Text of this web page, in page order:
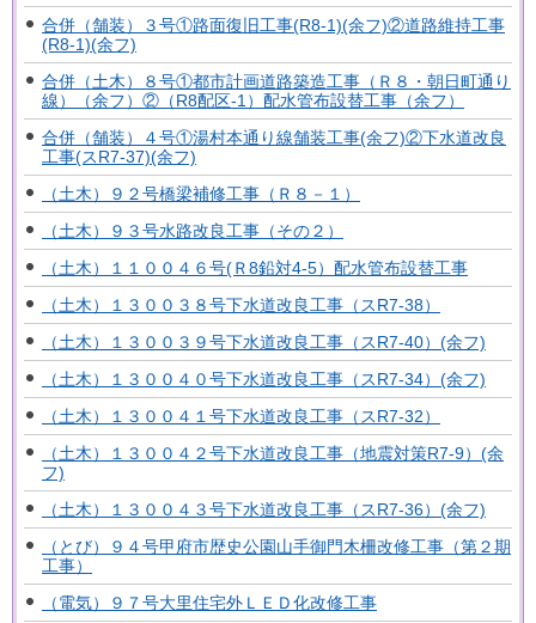
合併（舗装）３号①路面復旧工事(R8-1)(余フ)②道路維持工事
(R8-1)(余フ)
合併（土木）８号①都市計画道路築造工事（Ｒ８・朝日町通り
線）（余フ）②（R8配区-1）配水管布設替工事（余フ）
合併（舗装）４号①湯村本通り線舗装工事(余フ)②下水道改良
工事(スR7-37)(余フ)
（土木）９２号橋梁補修工事（Ｒ８－１）
（土木）９３号水路改良工事（その２）
（土木）１１００４６号(Ｒ8鉛対4-5）配水管布設替工事
（土木）１３００３８号下水道改良工事（スR7-38）
（土木）１３００３９号下水道改良工事（スR7-40）(余フ)
（土木）１３００４０号下水道改良工事（スR7-34）(余フ)
（土木）１３００４１号下水道改良工事（スR7-32）
（土木）１３００４２号下水道改良工事（地震対策R7-9）(余
フ)
（土木）１３００４３号下水道改良工事（スR7-36）(余フ)
（とび）９４号甲府市歴史公園山手御門木柵改修工事（第２期
工事）
（電気）９７号大里住宅外ＬＥＤ化改修工事